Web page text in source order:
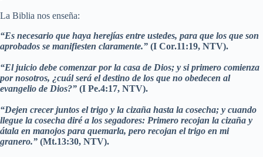
La Biblia nos enseña:
“Es necesario que haya herejías entre ustedes, para que los que son
aprobados se manifiesten claramente.” (I Cor.11:19, NTV).
“El juicio debe comenzar por la casa de Dios; y si primero comienza
por nosotros, ¿cuál será el destino de los que no obedecen al
evangelio de Dios?” (I Pe.4:17, NTV).
“Dejen crecer juntos el trigo y la cizaña hasta la cosecha; y cuando
llegue la cosecha diré a los segadores: Primero recojan la cizaña y
átala en manojos para quemarla, pero recojan el trigo en mi
granero.” (Mt.13:30, NTV).